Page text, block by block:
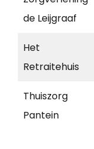
de Leijgraaf
Het
Retraitehuis
Thuiszorg
Pantein